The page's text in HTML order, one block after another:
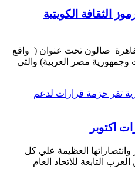
الثقافة الكويتية
صالون تحت عنوان ( واقع
وجمهورية مصر العربية) والتى
اكتوبر
العظيمة علي كل
التابعة للاتحاد العام